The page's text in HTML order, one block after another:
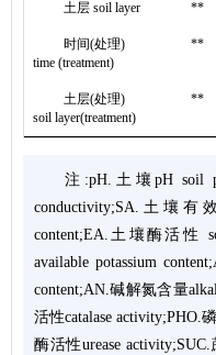
土层 soil layer **
时间(处理)
time (treatment)
**
土层(处理)
soil layer(treatment)
**
注:pH.土壤pH soil
conductivity;SA.土壤有
content;EA.土壤酶活性
available potassium
content;AN.碱解氮含量
活性catalase activity;PHO.
酶活性urease